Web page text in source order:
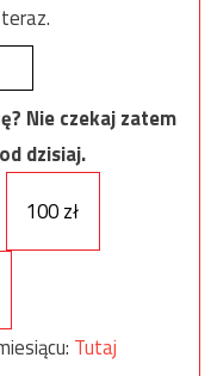
Nie czekaj zatem
dzisiaj.
100 zł
Tutaj